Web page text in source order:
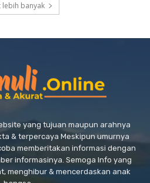
lebih banyak
yang tujuan maupun arahnya
& terpercaya Meskipun umurnya
memberitakan informasi dengan
informasinya. Semoga Info yang
menghibur & mencerdaskan anak